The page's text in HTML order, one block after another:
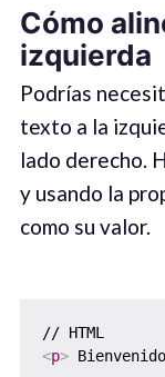
Cómo
izquierda
Podrías
texto a la
lado derecho.
y usando la
como su valor.
<p> Bienvenido